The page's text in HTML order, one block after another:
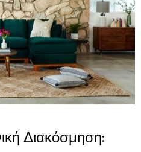
Διακόσμηση: